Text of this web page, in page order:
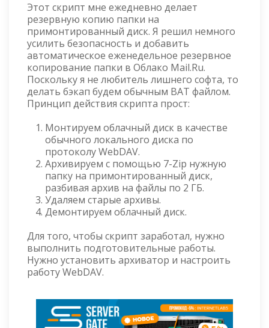
Этот скрипт мне ежедневно делает
резервную копию папки на
примонтированный диск. Я решил немного
усилить безопасность и добавить
автоматическое еженедельное резервное
копирование папки в Облако Mail.Ru.
Поскольку я не любитель лишнего софта, то
делать бэкап будем обычным BAT файлом.
Принцип действия скрипта прост:
Монтируем облачный диск в качестве
обычного локального диска по
протоколу WebDAV.
Архивируем с помощью 7-Zip нужную
папку на примонтированный диск,
разбивая архив на файлы по 2 ГБ.
Удаляем старые архивы.
Демонтируем облачный диск.
Для того, чтобы скрипт заработал, нужно
выполнить подготовительные работы.
Нужно установить архиватор и настроить
работу WebDAV.